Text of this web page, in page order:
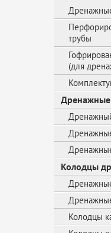
трубы
(для
Колодцы
Колодцы